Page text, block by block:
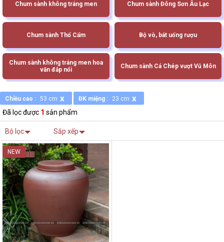
Chum sành không tráng men Chum sành Đông Sơn Âu Lạc
Chum sành Thổ Cẩm Bộ vò, bát uống rượu
Chum sành không tráng men hoa
văn đắp nổi
Chum sành Cá Chép vượt Vũ Môn
Chiều cao : 53 cm x ĐK miệng : 23 cm x
Đã lọc được 1 sản phẩm
Bộ lọc Sắp xếp
NEW